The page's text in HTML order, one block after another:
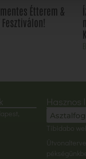
Étterem &
Fesztiválon!
Hasznos
Tibidabo